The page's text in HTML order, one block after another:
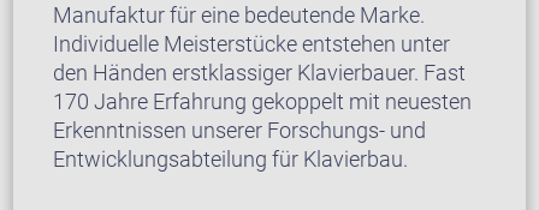
Manufaktur für eine bedeutende Marke.
Individuelle Meisterstücke entstehen unter
den Händen erstklassiger Klavierbauer. Fast
170 Jahre Erfahrung gekoppelt mit neuesten
Erkenntnissen unserer Forschungs- und
Entwicklungsabteilung für Klavierbau.